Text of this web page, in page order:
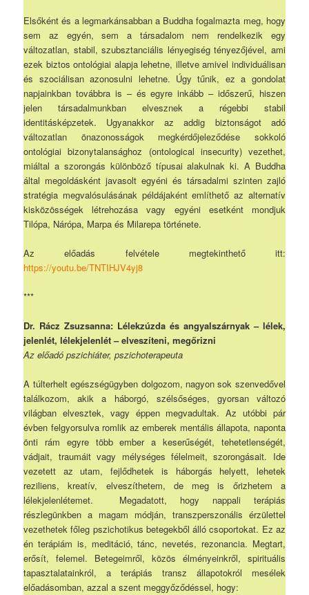
Elsőként és a legmarkánsabban a Buddha fogalmazta meg, hogy
sem az egyén, sem a társadalom nem rendelkezik egy
változatlan, stabil, szubsztanciális lényegiség tényezőjével, ami
ezek biztos ontológiai alapja lehetne, illetve amivel individuálisan
és szociálisan azonosulni lehetne. Úgy tűnik, ez a gondolat
napjainkban továbbra is – és egyre inkább – időszerű, hiszen
jelen társadalmunkban elvesznek a régebbi stabil
identitásképzetek. Ugyanakkor az addig biztonságot adó
változatlan önazonosságok megkérdőjeleződése sokkoló
ontológiai bizonytalansághoz (ontological insecurity) vezethet,
miáltal a szorongás különböző típusai alakulnak ki. A Buddha
által megoldásként javasolt egyéni és társadalmi szinten zajló
stratégia megvalósulásának példájaként említhető az alternatív
kisközösségek létrehozása vagy egyéni esetként mondjuk
Tilópa, Nárópa, Marpa és Milarepa története.
Az előadás felvétele megtekinthető itt:
https://youtu.be/TNTIHJV4yj8
***
Dr. Rácz Zsuzsanna: Lélekzúzda és angyalszárnyak – lélek,
jelenlét, lélekjelenlét – elveszíteni, megőrizni
Az előadó pszichiáter, pszichoterapeuta
A túlterhelt egészségügyben dolgozom, nagyon sok szenvedővel
találkozom, akik a háborgó, szélsőséges, gyorsan változó
világban elvesztek, vagy éppen megvadultak. Az utóbbi pár
évben felgyorsulva romlik az emberek mentális állapota, naponta
önti rám egyre több ember a keserűségét, tehetetlenségét,
vádjait, traumáit vagy mélységes félelmeit, szorongásait. Ide
vezetett az utam, fejlődhetek is háborgás helyett, lehetek
reziliens, kreatív, elveszíthetem, de meg is őrizhetem a
lélekjelenlétemet. Megadatott, hogy nappali terápiás
részlegünkben a magam módján, transzperszonális érzülettel
vezethetek főleg pszichotikus betegekből álló csoportokat. Ez az
én terápiám is, meditáció, tánc, nevetés, rezonancia. Megtart,
erősít, felemel. Betegeimről, közös élményeinkről, spirituális
tapasztalatainkról, a terápiás transz állapotokról mesélek
előadásomban, azzal a szent meggyőződéssel, hogy: